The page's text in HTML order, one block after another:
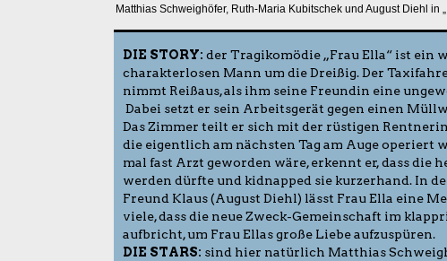
Matthias Schweighöfer, Ruth-Maria Kubitschek und August Diehl in
DIE STORY: der Tragikomödie „Frau Ella“ ist ein
charakterlosen Mann um die Dreißig. Der
nimmt Reißaus, als ihm seine Freundin eine
Dabei setzt er sein Arbeitsgerät gegen einen
Das Zimmer teilt er sich mit der rüstigen
die eigentlich am nächsten Tag am Auge operiert
mal fast Arzt geworden wäre, erkennt er, dass die
werden dürfte und kidnapped sie kurzerhand. In
Freund Klaus (August Diehl) lässt Frau Ella eine
viele, dass die neue Zweck-Gemeinschaft im
aufbricht, um Frau Ellas große Liebe aufzuspüren.
DIE STARS: sind hier natürlich Matthias